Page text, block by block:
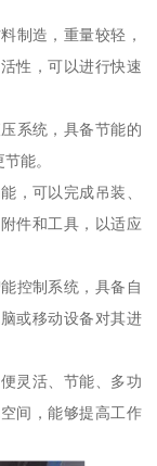
制造，重量较轻，
性，可以进行快速
系统，具备节能的
能。
，可以完成吊装、
件和工具，以适应
控制系统，具备自
或移动设备对其进
灵活、节能、多功
间，能够提高工作